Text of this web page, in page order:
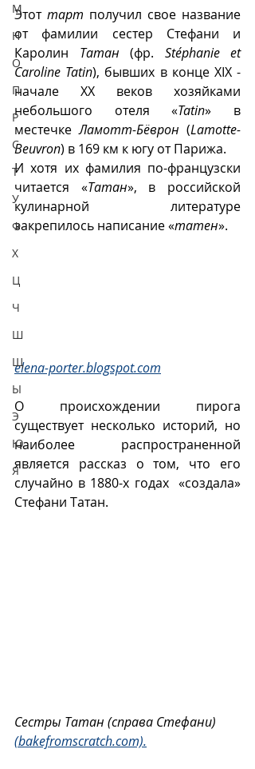
М
Н
О
П
Р
С
Т
У
Ф
Х
Ц
Ч
Ш
Щ
Ы
Э
Ю
Я
Этот тарт получил свое название
от фамилии сестер Стефани и
Каролин Татан (фр. Stéphanie et
Caroline Tatin), бывших в конце XIX -
начале XX веков хозяйками
небольшого отеля «Tatin» в
местечке Ламотт-Бёврон (Lamotte-
Beuvron) в 169 км к югу от Парижа.
И хотя их фамилия по-французски
читается «Татан», в российской
кулинарной литературе
закрепилось написание «татен».
elena-porter.blogspot.com
О происхождении пирога
существует несколько историй, но
наиболее распространенной
является рассказ о том, что его
случайно в 1880-х годах  «создала»
Стефани Татан.
Сестры Татан (справа Стефани)
(bakefromscratch.com).